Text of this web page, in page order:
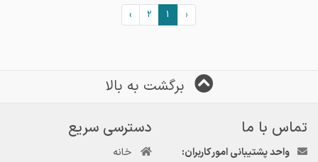
‹
1
2
›
برگشت به بالا
تماس با ما
واحد پشتیبانی امور کاربران:
دسترسی سریع
خانه